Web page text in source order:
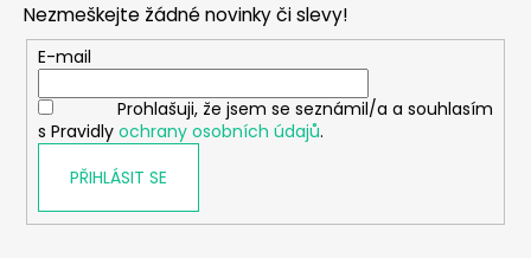
Nezmeškejte žádné novinky či slevy!
E-mail
Prohlašuji, že jsem se seznámil/a a souhlasím
s Pravidly ochrany osobních údajů.
PŘIHLÁSIT SE